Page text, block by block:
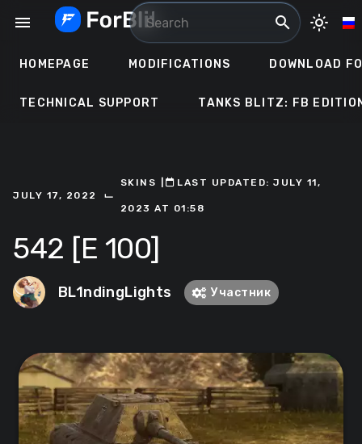
menu search light_mode
HOMEPAGE MODIFICATIONS DOWNLOAD
TECHNICAL SUPPORT TANKS BLITZ: FB
JULY 17, 2022 ⌙
SKINS ㅤLAST UPDATED: JULY 11,
2023 AT 01:58
542 [E 100]
BL1ndingLights Участник